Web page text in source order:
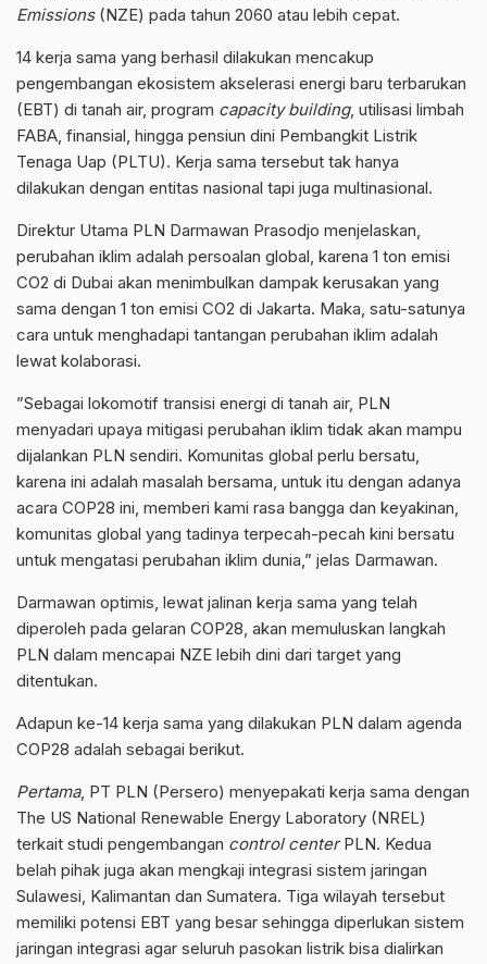
Emissions(NZE) pada tahun 2060 atau lebih cepat.
14 kerja sama yang berhasil dilakukan mencakup
pengembangan ekosistem akselerasi energi baru terbarukan
(EBT) di tanah air, program capacity building, utilisasi limbah
FABA, finansial, hingga pensiun dini Pembangkit Listrik
Tenaga Uap (PLTU). Kerja sama tersebut tak hanya
dilakukan dengan entitas nasional tapi juga multinasional.
Direktur Utama PLN Darmawan Prasodjo menjelaskan,
perubahan iklim adalah persoalan global, karena 1 ton emisi
CO2 di Dubai akan menimbulkan dampak kerusakan yang
sama dengan 1 ton emisi CO2 di Jakarta. Maka, satu-satunya
cara untuk menghadapi tantangan perubahan iklim adalah
lewat kolaborasi.
”Sebagai lokomotif transisi energi di tanah air, PLN
menyadari upaya mitigasi perubahan iklim tidak akan mampu
dijalankan PLN sendiri. Komunitas global perlu bersatu,
karena ini adalah masalah bersama, untuk itu dengan adanya
acara COP28 ini, memberi kami rasa bangga dan keyakinan,
komunitas global yang tadinya terpecah-pecah kini bersatu
untuk mengatasi perubahan iklim dunia,” jelas Darmawan.
Darmawan optimis, lewat jalinan kerja sama yang telah
diperoleh pada gelaran COP28, akan memuluskan langkah
PLN dalam mencapai NZE lebih dini dari target yang
ditentukan.
Adapun ke-14 kerja sama yang dilakukan PLN dalam agenda
COP28 adalah sebagai berikut.
Pertama, PT PLN (Persero) menyepakati kerja sama dengan
The US National Renewable Energy Laboratory (NREL)
terkait studi pengembangan control centerPLN. Kedua
belah pihak juga akan mengkaji integrasi sistem jaringan
Sulawesi, Kalimantan dan Sumatera. Tiga wilayah tersebut
memiliki potensi EBT yang besar sehingga diperlukan sistem
jaringan integrasi agar seluruh pasokan listrik bisa dialirkan